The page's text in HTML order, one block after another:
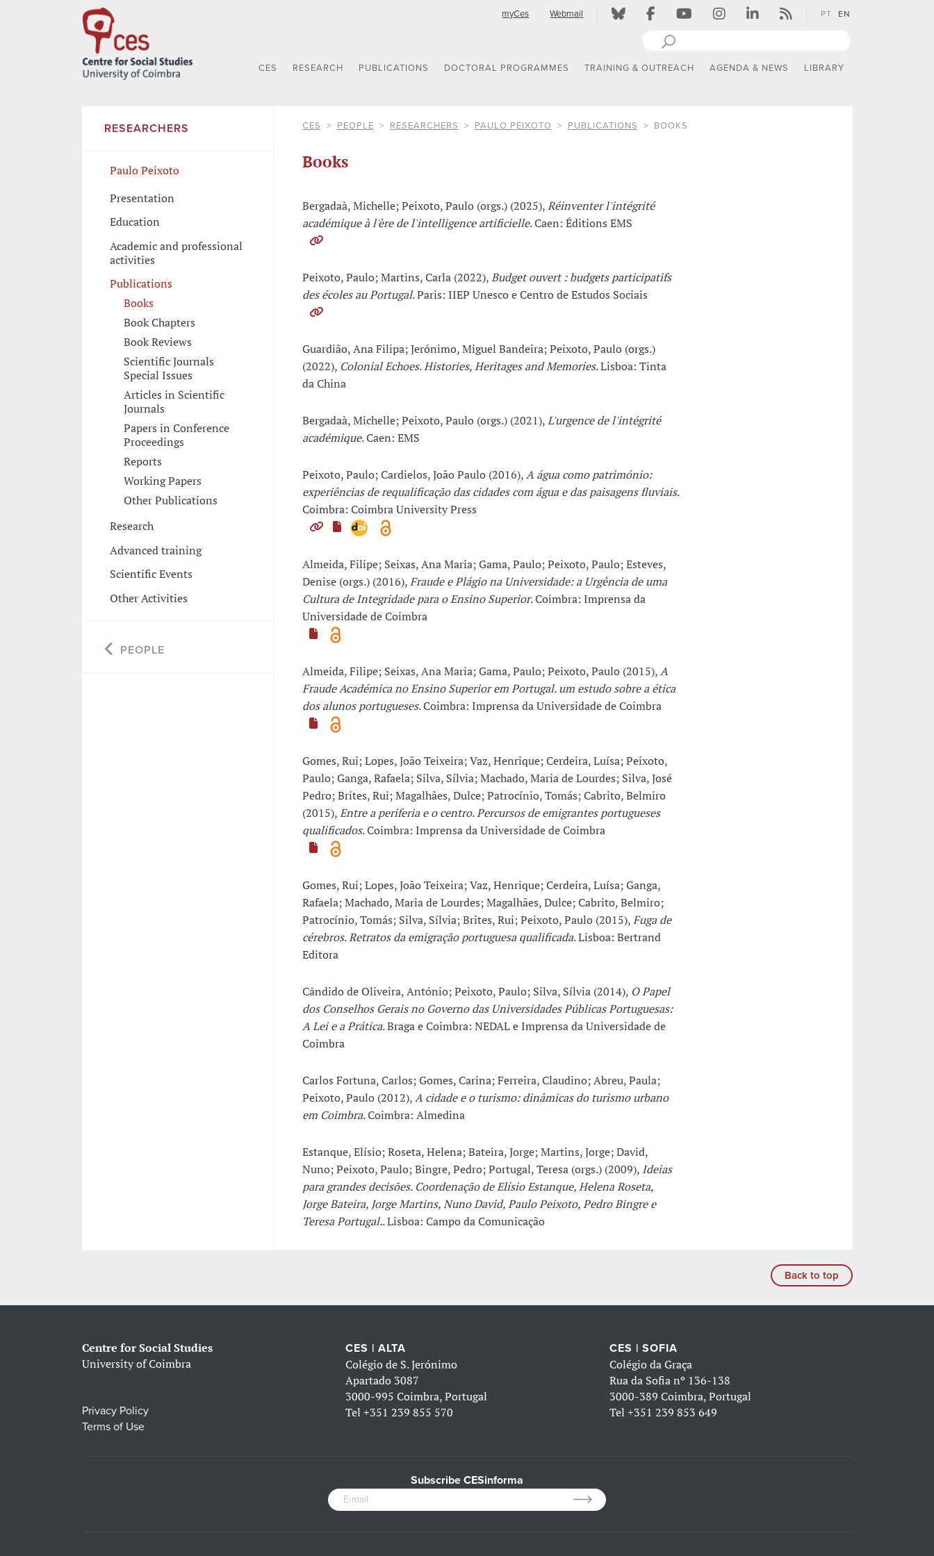
myCes Webmail PT EN
CES RESEARCH PUBLICATIONS DOCTORAL PROGRAMMES TRAINING & OUTREACH AGENDA & NEWS LIBRARY
RESEARCHERS
Paulo Peixoto
Presentation
Education
Academic and professional
activities
Publications
Books
Book Chapters
Book Reviews
Scientific Journals
Special Issues
Articles in Scientific
Journals
Papers in Conference
Proceedings
Reports
Working Papers
Other Publications
Research
Advanced training
Scientific Events
Other Activities
PEOPLE
CES PEOPLE RESEARCHERS PAULO PEIXOTO PUBLICATIONS BOOKS
Books
Bergadaà, Michelle; Peixoto, Paulo (orgs.) (2025),Réinventer l'intégrité
académique à l'ère de l'intelligence artificielle. Caen: Éditions EMS
Peixoto, Paulo; Martins, Carla (2022),Budget ouvert : budgets participatifs
des écoles au Portugal. Paris: IIEP Unesco e Centro de Estudos Sociais
Guardião, Ana Filipa; Jerónimo, Miguel Bandeira; Peixoto, Paulo (orgs.)
(2022), Colonial Echoes. Histories, Heritages and Memories. Lisboa: Tinta
da China
Bergadaà, Michelle; Peixoto, Paulo (orgs.) (2021),L'urgence de l'intégrité
académique. Caen: EMS
Peixoto, Paulo; Cardielos, João Paulo (2016),A água como património:
experiências de requalificação das cidades com água e das paisagens fluviais.
Coimbra: Coimbra University Press
Almeida, Filipe; Seixas, Ana Maria; Gama, Paulo; Peixoto, Paulo; Esteves,
Denise (orgs.) (2016),Fraude e Plágio na Universidade: a Urgência de uma
Cultura de Integridade para o Ensino Superior. Coimbra: Imprensa da
Universidade de Coimbra
Almeida, Filipe; Seixas, Ana Maria; Gama, Paulo; Peixoto, Paulo (2015),A
Fraude Académica no Ensino Superior em Portugal. um estudo sobre a ética
dos alunos portugueses. Coimbra: Imprensa da Universidade de Coimbra
Gomes, Rui; Lopes, João Teixeira; Vaz, Henrique; Cerdeira, Luísa; Peixoto,
Paulo; Ganga, Rafaela; Silva, Sílvia; Machado, Maria de Lourdes; Silva, José
Pedro; Brites, Rui; Magalhães, Dulce; Patrocínio, Tomás; Cabrito, Belmiro
(2015),Entre a periferia e o centro. Percursos de emigrantes portugueses
qualificados. Coimbra: Imprensa da Universidade de Coimbra
Gomes, Rui; Lopes, João Teixeira; Vaz, Henrique; Cerdeira, Luísa; Ganga,
Rafaela; Machado, Maria de Lourdes; Magalhães, Dulce; Cabrito, Belmiro;
Patrocínio, Tomás; Silva, Sílvia; Brites, Rui; Peixoto, Paulo (2015),Fuga de
cérebros. Retratos da emigração portuguesa qualificada. Lisboa: Bertrand
Editora
Cândido de Oliveira, António; Peixoto, Paulo; Silva, Sílvia (2014), O Papel
dos Conselhos Gerais no Governo das Universidades Públicas Portuguesas:
A Lei e a Prática. Braga e Coimbra: NEDAL e Imprensa da Universidade de
Coimbra
Carlos Fortuna, Carlos; Gomes, Carina; Ferreira, Claudino; Abreu, Paula;
Peixoto, Paulo (2012),A cidade e o turismo: dinâmicas do turismo urbano
em Coimbra. Coimbra: Almedina
Estanque, Elísio; Roseta, Helena; Bateira, Jorge; Martins, Jorge; David,
Nuno; Peixoto, Paulo; Bingre, Pedro; Portugal, Teresa (orgs.) (2009), Ideias
para grandes decisões. Coordenação de Elísio Estanque, Helena Roseta,
Jorge Bateira, Jorge Martins, Nuno David, Paulo Peixoto, Pedro Bingre e
Teresa Portugal.. Lisboa: Campo da Comunicação
Back to top
Centre for Social Studies
University of Coimbra
Privacy Policy
Terms of Use
CES | ALTA
Colégio de S. Jerónimo
Apartado 3087
3000-995 Coimbra, Portugal
Tel+351 239 855 570
CES | SOFIA
Colégio da Graça
Rua da Sofia nº 136-138
3000-389 Coimbra, Portugal
Tel +351 239 853 649
Subscribe CESinforma